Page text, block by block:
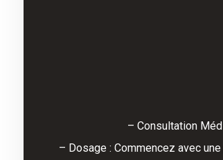
– Consultation
– Dosage : Commencez avec